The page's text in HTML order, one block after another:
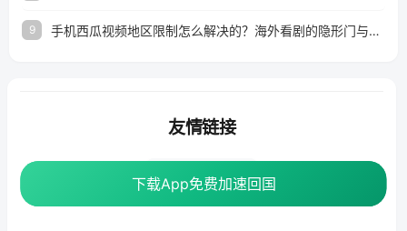
9 手机西瓜视频地区限制怎么解决的？海外看剧的隐形门与钥匙
下载App免费加速回国
下载App免费加速回国
友情链接